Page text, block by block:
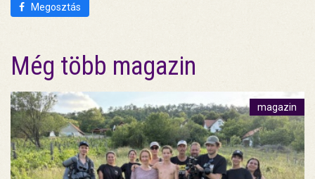
Megosztás
Még több magazin
magazin